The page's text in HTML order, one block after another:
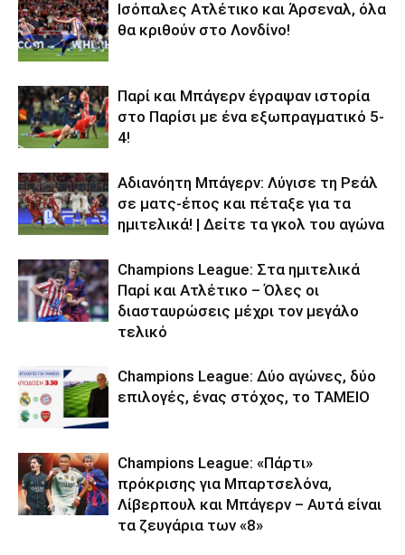
Iσόπαλες Ατλέτικο και Άρσεναλ, όλα
θα κριθούν στο Λονδίνο!
Παρί και Μπάγερν έγραψαν ιστορία
στο Παρίσι με ένα εξωπραγματικό 5-
4!
Αδιανόητη Μπάγερν: Λύγισε τη Ρεάλ
σε ματς-έπος και πέταξε για τα
ημιτελικά! | Δείτε τα γκολ του αγώνα
Champions League: Στα ημιτελικά
Παρί και Ατλέτικο – Όλες οι
διασταυρώσεις μέχρι τον μεγάλο
τελικό
Champions League: Δύο αγώνες, δύο
επιλογές, ένας στόχος, το ΤΑΜΕΙΟ
Champions League: «Πάρτι»
πρόκρισης για Μπαρτσελόνα,
Λίβερπουλ και Μπάγερν – Αυτά είναι
τα ζευγάρια των «8»